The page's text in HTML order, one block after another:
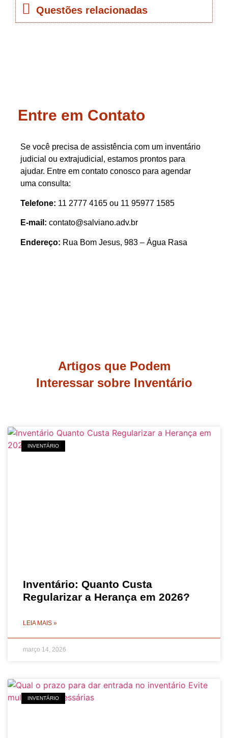
Questões relacionadas
Entre em Contato
Se você precisa de assistência com um inventário
judicial ou extrajudicial, estamos prontos para
ajudar. Entre em contato conosco para agendar
uma consulta:
Telefone: 11 2777 4165 ou 11 95977 1585
E-mail: contato@salviano.adv.br
Endereço: Rua Bom Jesus, 983 – Água Rasa
Artigos que Podem
Interessar sobre Inventário
INVENTÁRIO
Inventário: Quanto Custa
Regularizar a Herança em 2026?
LEIA MAIS »
março 14, 2026
INVENTÁRIO